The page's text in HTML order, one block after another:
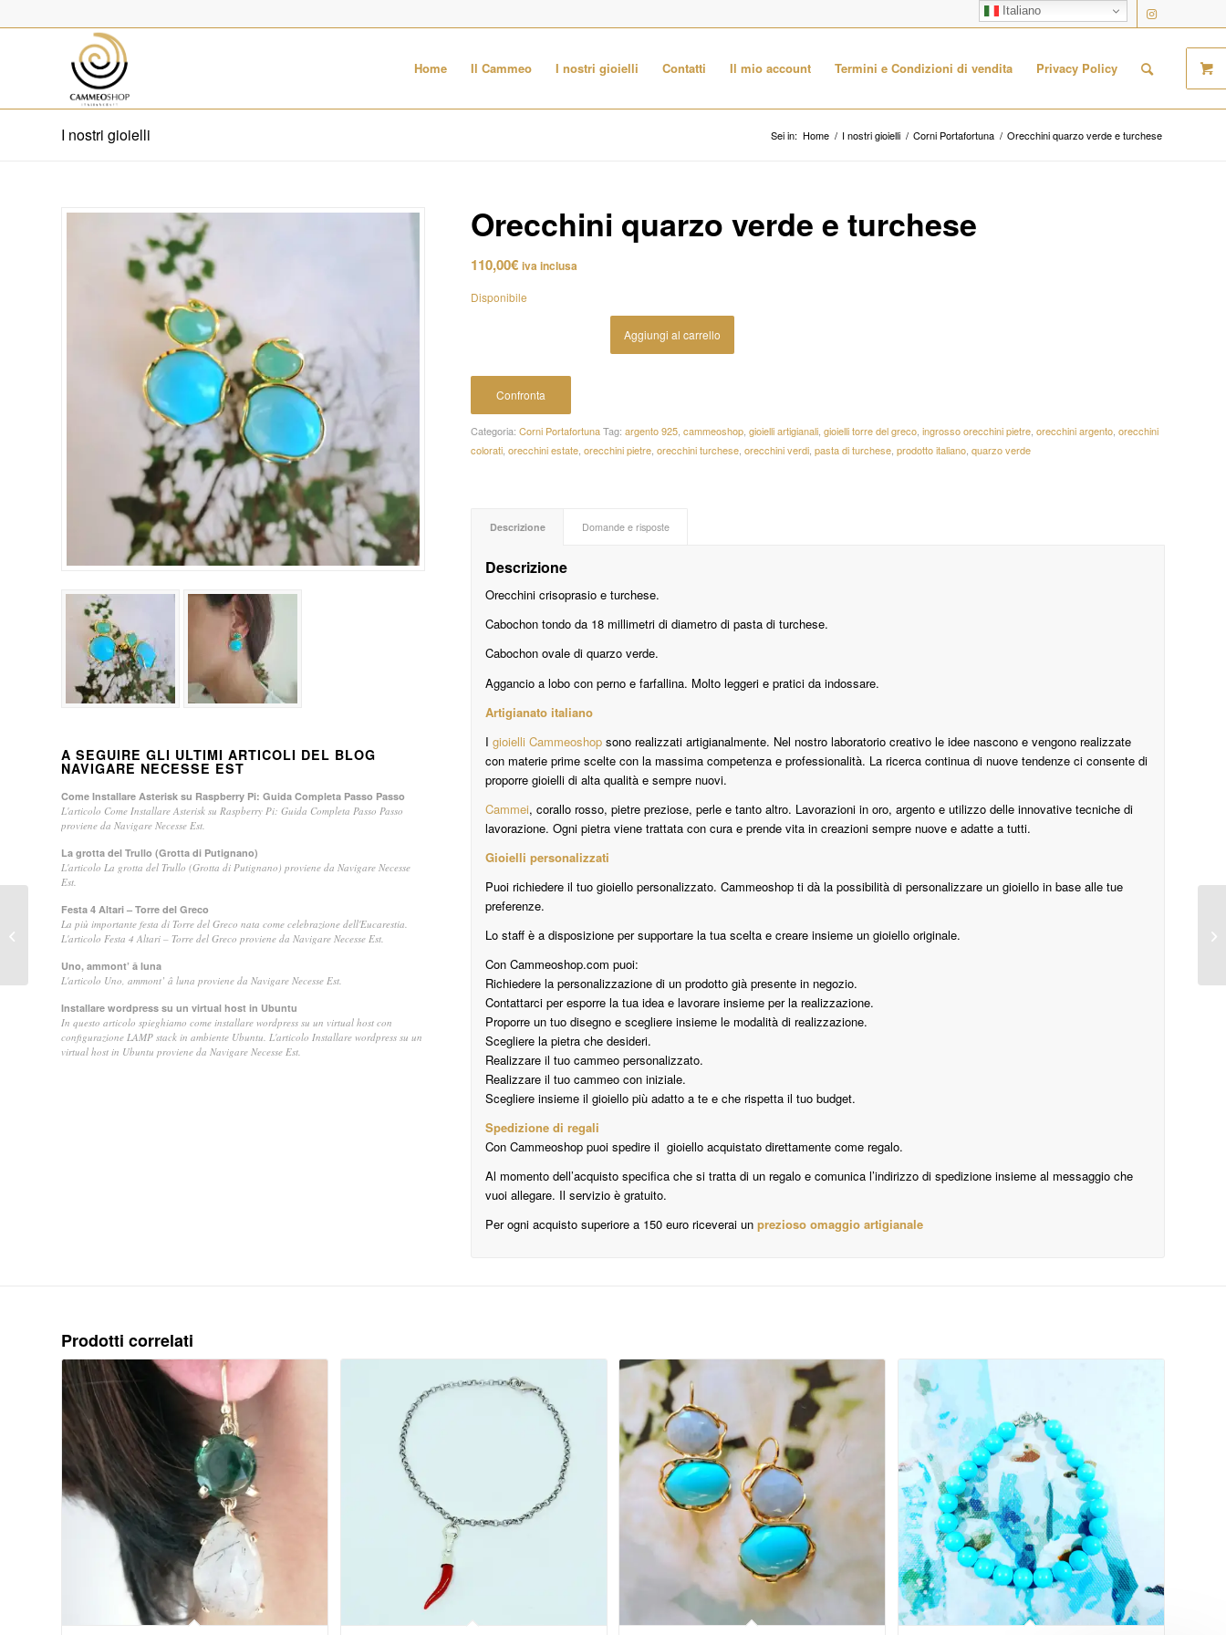
Home Il Cammeo I nostri gioielli Contatti Il mio account Termini e Condizioni di vendita Privacy Policy
I nostri gioielli Sei in: Home / I nostri gioielli / Corni Portafortuna / Orecchini quarzo verde e turchese
A SEGUIRE GLI ULTIMI ARTICOLI DEL BLOG
NAVIGARE NECESSE EST
Come Installare Asterisk su Raspberry Pi: Guida Completa Passo Passo
L'articolo Come Installare Asterisk su Raspberry Pi: Guida Completa Passo Passo
proviene da Navigare Necesse Est.
La grotta del Trullo (Grotta di Putignano)
L'articolo La grotta del Trullo (Grotta di Putignano) proviene da Navigare Necesse
Est.
Festa 4 Altari – Torre del Greco
La più importante festa di Torre del Greco nata come celebrazione dell'Eucarestia.
L'articolo Festa 4 Altari – Torre del Greco proviene da Navigare Necesse Est.
Uno, ammont’ â luna
L'articolo Uno, ammont’ â luna proviene da Navigare Necesse Est.
Installare wordpress su un virtual host in Ubuntu
In questo articolo spieghiamo come installare wordpress su un virtual host con
configurazione LAMP stack in ambiente Ubuntu. L'articolo Installare wordpress su un
virtual host in Ubuntu proviene da Navigare Necesse Est.
Orecchini quarzo verde e turchese
110,00€ iva inclusa
Disponibile
Aggiungi al carrello
Confronta
Categoria:Corni Portafortuna Tag:argento 925,cammeoshop,gioielli artigianali,gioielli torre del greco,ingrosso orecchini pietre,orecchini argento,orecchini
colorati,orecchini estate,orecchini pietre,orecchini turchese,orecchini verdi,pasta di turchese,prodotto italiano,quarzo verde
Descrizione Domande e risposte
Descrizione
Orecchini crisoprasio e turchese.
Cabochon tondo da 18 millimetri di diametro di pasta di turchese.
Cabochon ovale di quarzo verde.
Aggancio a lobo con perno e farfallina. Molto leggeri e pratici da indossare.
Artigianato italiano
Igioielli Cammeoshop sono realizzati artigianalmente. Nel nostro laboratorio creativo le idee nascono e vengono realizzate
con materie prime scelte con la massima competenza e professionalità. La ricerca continua di nuove tendenze ci consente di
proporre gioielli di alta qualità e sempre nuovi.
Cammei, corallo rosso, pietre preziose, perle e tanto altro. Lavorazioni in oro, argento e utilizzo delle innovative tecniche di
lavorazione. Ogni pietra viene trattata con cura e prende vita in creazioni sempre nuove e adatte a tutti.
Gioielli personalizzati
Puoi richiedere il tuo gioiello personalizzato. Cammeoshop ti dà la possibilità di personalizzare un gioiello in base alle tue
preferenze.
Lo staff è a disposizione per supportare la tua scelta e creare insieme un gioiello originale.
Con Cammeoshop.com puoi:
Richiedere la personalizzazione di un prodotto già presente in negozio.
Contattarci per esporre la tua idea e lavorare insieme per la realizzazione.
Proporre un tuo disegno e scegliere insieme le modalità di realizzazione.
Scegliere la pietra che desideri.
Realizzare il tuo cammeo personalizzato.
Realizzare il tuo cammeo con iniziale.
Scegliere insieme il gioiello più adatto a te e che rispetta il tuo budget.
Spedizione di regali
Con Cammeoshop puoi spedire il gioiello acquistato direttamente come regalo.
Al momento dell’acquisto specifica che si tratta di un regalo e comunica l’indirizzo di spedizione insieme al messaggio che
vuoi allegare. Il servizio è gratuito.
Per ogni acquisto superiore a 150 euro riceverai unprezioso omaggio artigianale
Prodotti correlati
Anello crisoprasio
naturale
Italiano